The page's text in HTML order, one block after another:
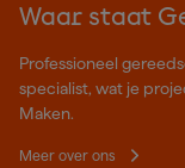
Waar staat
Professioneel
specialist, wat je
Maken.
Meer over ons